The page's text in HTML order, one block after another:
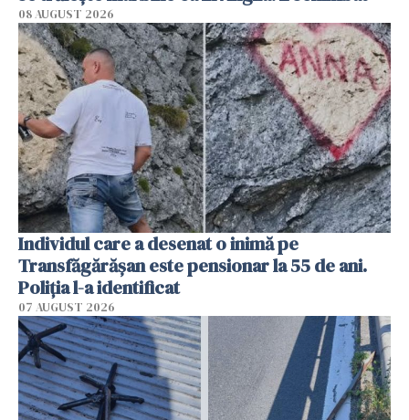
08 AUGUST 2026
Individul care a desenat o inimă pe
Transfăgărășan este pensionar la 55 de ani.
Poliția l-a identificat
07 AUGUST 2026